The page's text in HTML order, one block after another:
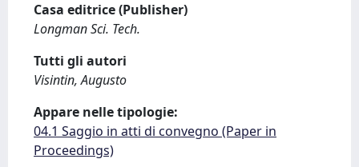
Casa editrice (Publisher)
Longman Sci. Tech.
Tutti gli autori
Visintin, Augusto
Appare nelle tipologie:
04.1 Saggio in atti di convegno (Paper in
Proceedings)